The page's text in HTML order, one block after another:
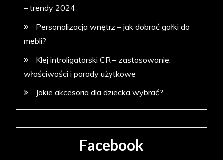
– trendy 2024
Personalizacja wnętrz – jak dobrać gałki do
mebli?
Klej introligatorski CR – zastosowanie,
właściwości i porady użytkowe
Jakie akcesoria dla dziecka wybrać?
Facebook